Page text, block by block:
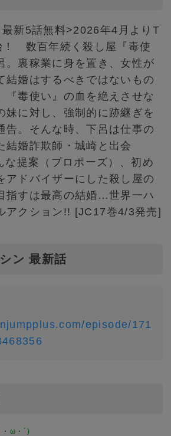
新5話無料>2026年4月よりT
！ 数百年続く殺し屋『毒使
。裏稼業に身を置き、女性が
結婚はするべきではないもの
『毒使い』の血を絶えさせな
妹に対し、強制的に跡継ぎを
告。そんな時、下呂は仕事の
結婚詐欺師・城崎と出会
提案（プロポーズ）、初め
アドバイザーにした殺し屋の
指すは最高の結婚…世界一ハ
アクション!! [JC17巻4/3発売]
ン 最新話
episode/171
・ω・´)